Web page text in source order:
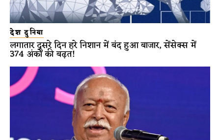
देश दुनिया
लगातार दूसरे दिन हरे निशान में बंद हुआ बाजार, सेंसेक्स में
374 अंकों की बढ़त!